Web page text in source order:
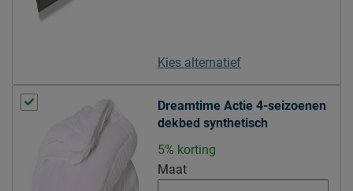
Pootjes
kunststof
Goed om te weten
voorwaarden
stofzuigen met een
Kies alternatief
Dreamtime Actie 4-seizoenen
dekbed synthetisch
5% korting
Maat